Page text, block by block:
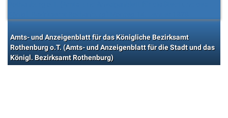
Amts- und Anzeigenblatt für das Königliche Bezirksamt
Rothenburg o.T. (Amts- und Anzeigenblatt für die Stadt und das
Königl. Bezirksamt Rothenburg)